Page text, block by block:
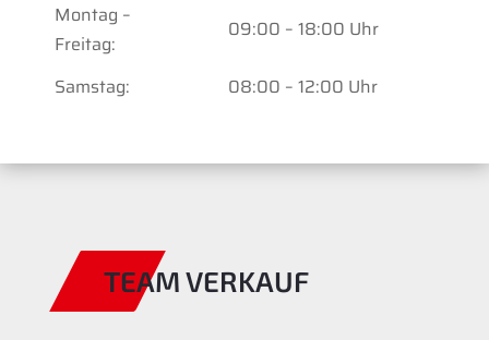
Montag –
Freitag:
09:00 – 18:00 Uhr
Samstag: 08:00 – 12:00 Uhr
TEAM VERKAUF